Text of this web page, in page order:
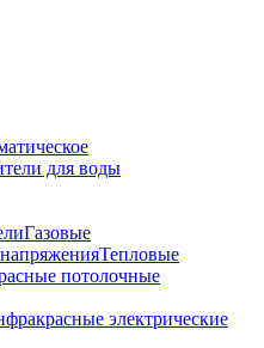
для воды
Газовые
Тепловые
потолочные
электрические